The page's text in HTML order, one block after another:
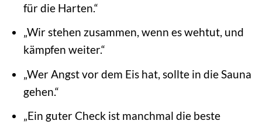
für die Harten.“
„Wir stehen zusammen, wenn es wehtut, und
kämpfen weiter.“
„Wer Angst vor dem Eis hat, sollte in die Sauna
gehen.“
„Ein guter Check ist manchmal die beste